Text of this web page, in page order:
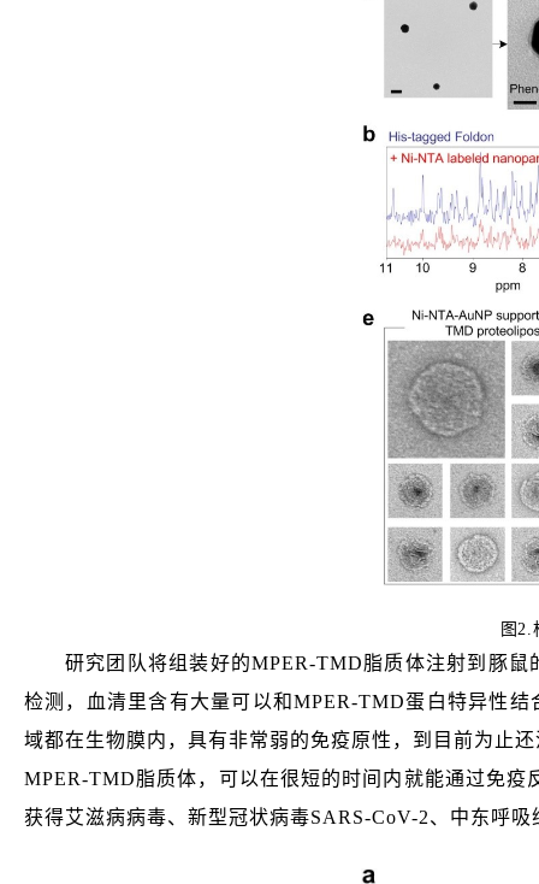
图 2.
研究团队将组装好的MPER-TMD脂质体注射到豚
检测，血清里含有大量可以和MPER-TMD蛋白特异性
域都在生物膜内，具有非常弱的免疫原性，到目前为止
MPER-TMD脂质体，可以在很短的时间内就能通过免
获得艾滋病病毒、新型冠状病毒SARS-CoV-2、中东呼